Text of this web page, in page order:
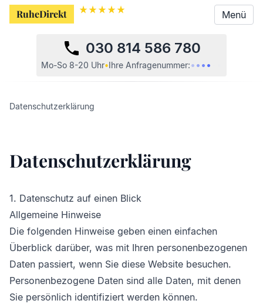
RuheDirekt Menü
030 814 586 780
Mo-So 8-20 Uhr•Ihre Anfragenummer:• • • •
Datenschutzerklärung
Datenschutzerklärung
1. Datenschutz auf einen Blick
Allgemeine Hinweise
Die folgenden Hinweise geben einen einfachen
Überblick darüber, was mit Ihren personenbezogenen
Daten passiert, wenn Sie diese Website besuchen.
Personenbezogene Daten sind alle Daten, mit denen
Sie persönlich identifiziert werden können.